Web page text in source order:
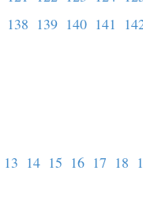
138 139 140 141
13 14 15 16 17 18